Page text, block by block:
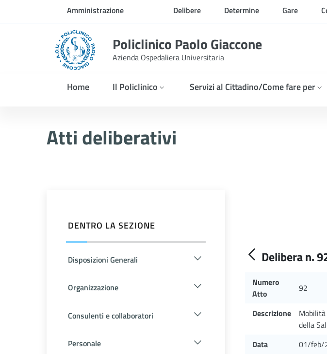
Skip to Main ContentAmministrazione
trasparente
Delibere Determine Gare
Policlinico Paolo Giaccone
Azienda Ospedaliera Universitaria
Home Il Policlinico Servizi al Cittadino/Come fare per
Atti deliberativi
DENTRO LA SEZIONE
Disposizioni Generali
Organizzazione
Consulenti e collaboratori
Personale
Delibera n.
Numero
Atto
92
Descrizione
Mobilità
della
Data
01/feb/